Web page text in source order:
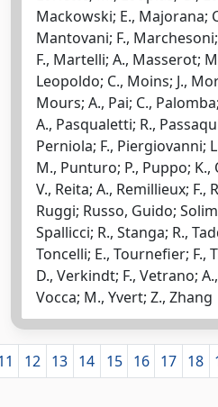
Mackowski; E., Majorana;
Mantovani; F.,
F., Martelli; A., Masserot;
Leopoldo; C., Moins; J.,
Mours; A., Pai; C.,
A., Pasqualetti; R.,
Perniola; F., Piergiovanni;
M., Punturo; P., Puppo; K.,
V., Reita; A., Remillieux; F.,
Ruggi; Russo, Guido;
Spallicci; R., Stanga; R.,
Toncelli; E., Tournefier; F.,
D., Verkindt; F., Vetrano;
Vocca; M., Yvert; Z., Zhang
12 13 14 15 16 17 18